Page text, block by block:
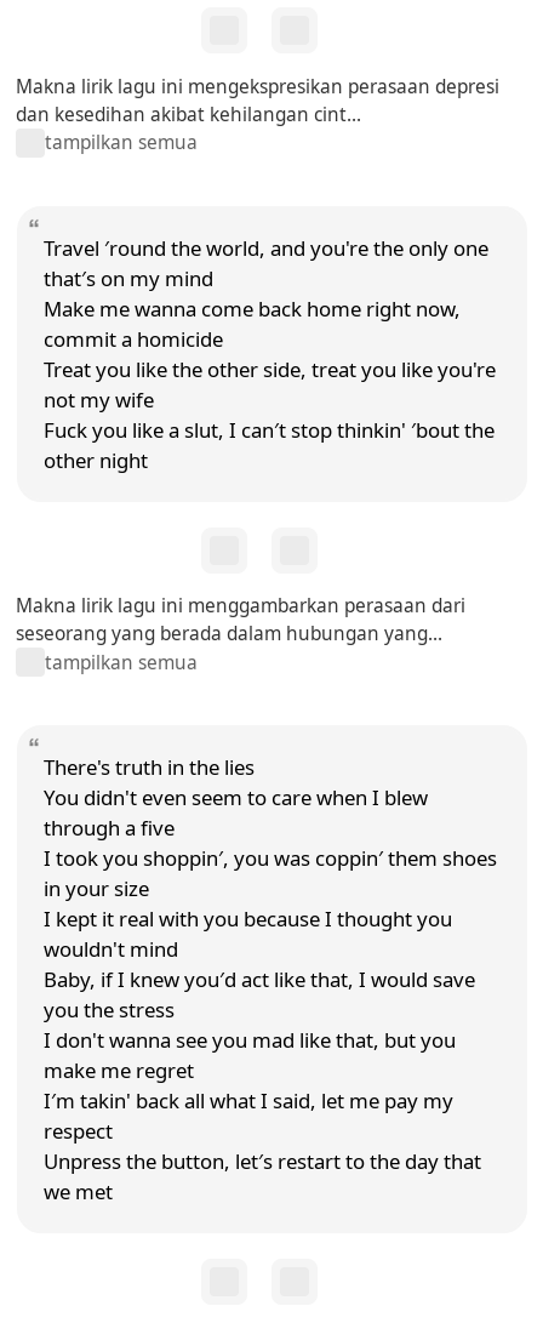
Makna lirik lagu ini mengekspresikan perasaan depresi
dan kesedihan akibat kehilangan cint...
tampilkan semua
Travel ′round the world, and you're the only one
that′s on my mind
Make me wanna come back home right now,
commit a homicide
Treat you like the other side, treat you like you're
not my wife
Fuck you like a slut, I can′t stop thinkin' ′bout the
other night
Makna lirik lagu ini menggambarkan perasaan dari
seseorang yang berada dalam hubungan yang...
tampilkan semua
There's truth in the lies
You didn't even seem to care when I blew
through a five
I took you shoppin′, you was coppin′ them shoes
in your size
I kept it real with you because I thought you
wouldn't mind
Baby, if I knew you′d act like that, I would save
you the stress
I don't wanna see you mad like that, but you
make me regret
I′m takin' back all what I said, let me pay my
respect
Unpress the button, let′s restart to the day that
we met